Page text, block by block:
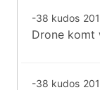
-38 kudos
Drone komt
-38 kudos